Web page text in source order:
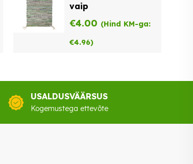
vaip
€4.00 (Hind KM-ga:
€4.96)
USALDUSVÄÄRSUS
Kogemustega ettevõte